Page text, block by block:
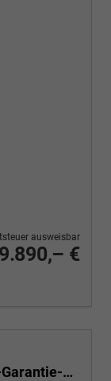
€
ausweisbar
Selection 1.0 TSI 95 PS 4-Jahre-Garantie-AppleCarPlay-AndroidAuto-LED-PDC-Sitzheizung-DAB-Klima